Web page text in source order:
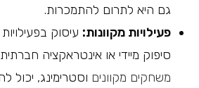
גם היא לתרום להתמכרות.
פעילויות מקוונות: עיסוק
סיפוק מיידי או אינטראקציה
משחקים מקוונים וסטרימינג, יכול